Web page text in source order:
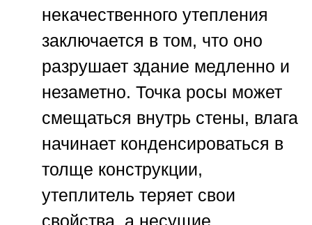
некачественного утепления
заключается в том, что оно
разрушает здание медленно и
незаметно. Точка росы может
смещаться внутрь стены, влага
начинает конденсироваться в
толще конструкции,
утеплитель теряет свои
свойства, а несущие